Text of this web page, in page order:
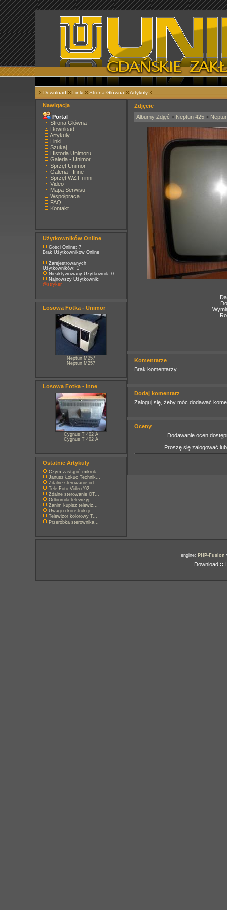
Download Linki Strona Główna Artykuły
Nawigacja
Portal
Strona Główna
Download
Artykuły
Linki
Szukaj
Historia Unimoru
Galeria - Unimor
Sprzęt Unimor
Galeria - Inne
Sprzęt WZT i inni
Video
Mapa Serwisu
Współpraca
FAQ
Kontakt
Użytkowników Online
Gości Online: 7
Brak Użytkowników Online
Zarejestrowanych
Użytkowników: 1
Nieaktywowany Użytkownik: 0
Najnowszy Użytkownik:
@stryker
Losowa Fotka - Unimor
Neptun M257
Neptun M257
Losowa Fotka - Inne
Cygnus T 402 A
Cygnus T 402 A
Ostatnie Artykuły
Czym zastąpić mikrok...
Janusz Łokuć Technik...
Zdalne sterowanie od...
Tele Foto Video '92
Zdalne sterowanie OT...
Odbiorniki telewizyj...
Zanim kupisz telewiz...
Uwagi o konstrukcji ...
Telewizor kolorowy T...
Przeróbka sterownika...
Zdjęcie
Albumy Zdjęć > Neptun 425 >
Komentarze
Brak komentarzy.
Dodaj komentarz
Zaloguj się, żeby móc dodawać
Oceny
Dodawanie ocen
Proszę się zalogować
engine: PHP-Fusion
Download ::